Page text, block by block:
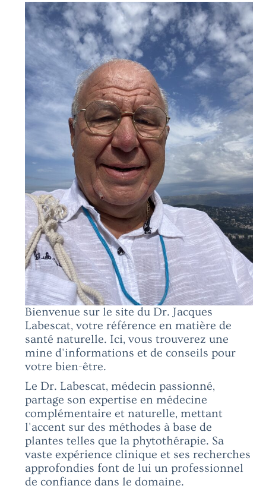
Bienvenue sur le site du Dr. Jacques
Labescat, votre référence en matière de
santé naturelle. Ici, vous trouverez une
mine d'informations et de conseils pour
votre bien-être.
Le Dr. Labescat, médecin passionné,
partage son expertise en médecine
complémentaire et naturelle, mettant
l'accent sur des méthodes à base de
plantes telles que la phytothérapie. Sa
vaste expérience clinique et ses recherches
approfondies font de lui un professionnel
de confiance dans le domaine.